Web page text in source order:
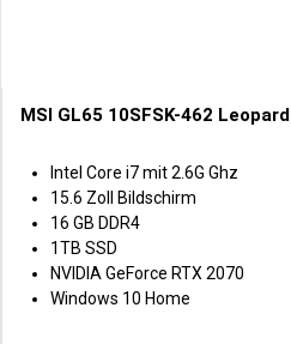
MSI GL65 10SFSK-462 Leopard
Intel Core i7 mit 2.6G Ghz
15.6 Zoll Bildschirm
16 GB DDR4
1TB SSD
NVIDIA GeForce RTX 2070
Windows 10 Home